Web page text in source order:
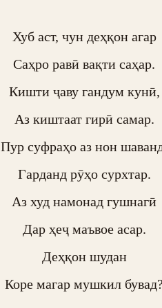
Хуб аст, чун деҳқон агар
Саҳро равӣ вақти саҳар.
Кишти ҷаву гандум кунӣ,
Аз киштаат гирӣ самар.
Пур суфраҳо аз нон
Гарданд рӯҳо сурхтар.
Аз худ намонад гушнагӣ
Дар ҳеҷ маъвое асар.
Деҳқон шудан
Коре магар мушкил бувад?